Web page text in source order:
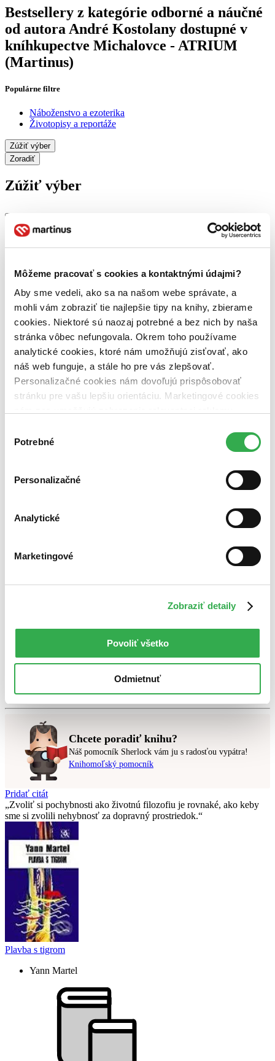
Môžeme pracovať s cookies a kontaktnými údajmi?
Aby sme vedeli, ako sa na našom webe správate, a
mohli vám zobraziť tie najlepšie tipy na knihy, zbierame
cookies. Niektoré sú naozaj potrebné a bez nich by naša
stránka vôbec nefungovala. Okrem toho používame
analytické cookies, ktoré nám umožňujú zisťovať, ako
náš web funguje, a stále ho pre vás zlepšovať.
Personalizačné cookies nám dovoľujú prispôsobovať
stránku pre vašu lepšiu orientáciu. Marketingové cookies
nám pomohlo, keby sme mohli používať všetky tieto
súhlasu
Potrebné
Personalizačné
Analytické
Marketingové
Zobraziť detaily
Povoliť všetko
Odmietnuť
Bestsellery z kategórie odborné a náučné
od autora André Kostolany dostupné v
kníhkupectve Michalovce - ATRIUM
(Martinus)
Populárne filtre
Náboženstvo a ezoterika
Životopisy a reportáže
Zúžiť výber
Zoradiť
Zúžiť výber
Zobraziť iba
novinky (0 titulov)novinky
na centrálnom sklade (0 titulov)na centrálnom sklade
predpredaj (0 titulov)predpredaj
pripravujeme (0 titulov) pripravujeme
dostupná (bez vypredaných) (0 titulov)
dostupná (bez
vypredaných)
Nové / čítané
nová (0 titulov) nová
čítaná - výborný stav (0 titulov) čítaná - výborný stav
čítaná - mierne opotrebovaná (0 titulov)čítaná - mierne
čítané verzie vypredaných kníh (0 titulov)
čítané verzie
vypredaných kníh
Bestsellery
Najdrahšie
Autor André KostolanyDostupné v kníhkupectve Michalovce -
Skúste prosím zmeniť vyhľadávaný výraz.
Chcete poradiť knihu?
Náš pomocník Sherlock vám ju s radosťou vypátra!
Knihomoľský pomocník
Pridať citát
Zvoliť si pochybnosti ako životnú filozofiu je rovnaké, ako keby
sme si zvolili nehybnosť za dopravný prostriedok.
Plavba s tigrom
Yann Martel